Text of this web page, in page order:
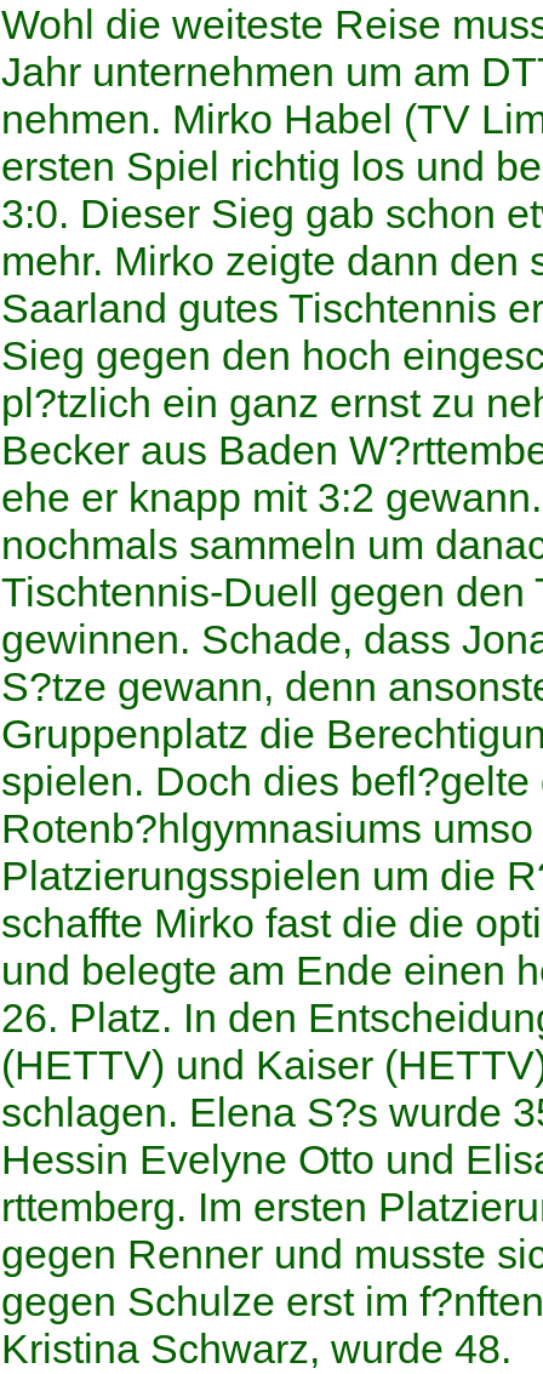
Wohl die weiteste Reise
Jahr unternehmen um am
nehmen. Mirko Habel (TV
ersten Spiel richtig los und
3:0. Dieser Sieg gab schon
mehr. Mirko zeigte dann den
Saarland gutes Tischtennis
Sieg gegen den hoch
pl?tzlich ein ganz ernst zu
Becker aus Baden
ehe er knapp mit 3:2
nochmals sammeln um
Tischtennis-Duell gegen den
gewinnen. Schade, dass
S?tze gewann, denn
Gruppenplatz die
spielen. Doch dies
Rotenb?hlgymnasiums
Platzierungsspielen um die
schaffte Mirko fast die die
und belegte am Ende einen
26. Platz. In den
(HETTV) und Kaiser
schlagen. Elena S?s wurde
Hessin Evelyne Otto und
rttemberg. Im ersten
gegen Renner und musste
gegen Schulze erst im
Kristina Schwarz, wurde 48.